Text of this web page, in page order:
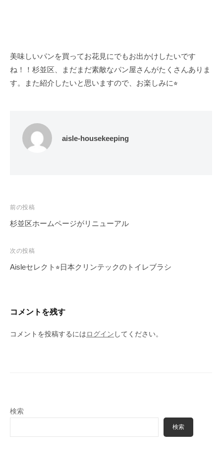
美味しいパンを買ってお花見にでもお出かけしたいです
ね！！杉並区、まだまだ素敵なパン屋さんがたくさんありま
す。また紹介したいと思いますので、お楽しみに⭐︎
aisle-housekeeping
投
稿
ビ
ゲ
前の投稿
杉並区ホームページがリニューアル
次の投稿
Aisleセレクト⭐︎日本クリンテックのトイレブラシ
コメントを残す
コメントを投稿するには ログイン してください。
検索
検索